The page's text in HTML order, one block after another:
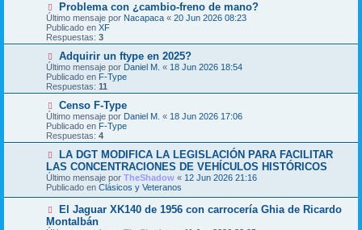
m
e
n
s
a
e
N
u
e
v
o
m
e
n
s
a
e
Problema con ¿cambio-freno de mano?
Último mensaje por Nacapaca « 20 Jun 2026 08:23
Publicado en XF
Respuestas: 3
N
u
e
v
o
m
e
n
s
a
e
Adquirir un ftype en 2025?
Último mensaje por Daniel M. « 18 Jun 2026 18:54
Publicado en F-Type
Respuestas: 11
N
u
e
v
o
m
e
n
s
a
j
Censo F-Type
Último mensaje por Daniel M. « 18 Jun 2026 17:06
Publicado en F-Type
Respuestas: 4
N
u
e
v
o
m
n
LA DGT MODIFICA LA LEGISLACIÓN PARA FACILITAR
LAS CONCENTRACIONES DE VEHÍCULOS HISTÓRICOS
Último mensaje por TheShadow « 12 Jun 2026 21:16
Publicado en Clásicos y Veteranos
N
e
El Jaguar XK140 de 1956 con carrocería Ghia de Ricardo
Montalbán